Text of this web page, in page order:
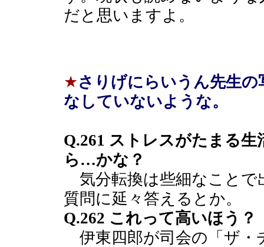
だと思いますよ。
★さりげにらいうん先生
なしていないような。
Q.261 ストレスがたまる
ら…かな？
気分転換は些細なことで
質問に延々答えるとか。
Q.262 これって高いほう？
伊東四郎が司会の「ザ・